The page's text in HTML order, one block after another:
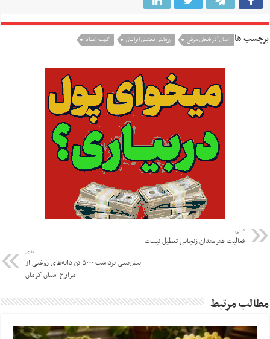
برچسب ها استان آذربایجان شرقی رزمایش بخشش ایرانیان کمیته امداد
قبلی
فعالیت هنرمندان زنجانی تعطیل نیست
بعدی
پیش‌بینی برداشت ۵۰۰۰ تن دانه‌های روغنی از
مزارع استان کرمان
مطالب مرتبط